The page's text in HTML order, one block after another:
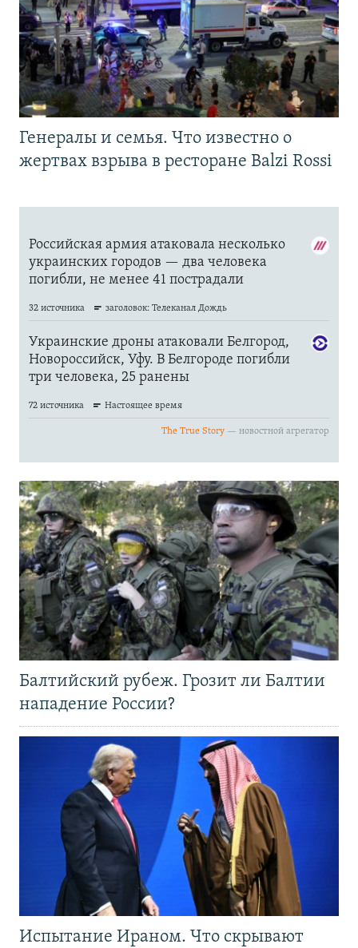
Генералы и семья. Что известно о
жертвах взрыва в ресторане Balzi Rossi
Балтийский рубеж. Грозит ли Балтии
нападение России?
Испытание Ираном. Что скрывают